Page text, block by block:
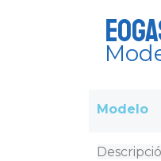
Modelo